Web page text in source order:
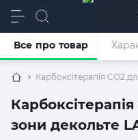
Карбоксітерапія CO2
зони декольте
Все про товар